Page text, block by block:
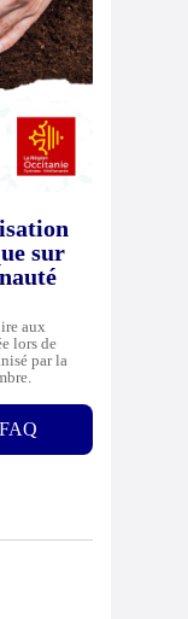
sur
aux
lors de
par la